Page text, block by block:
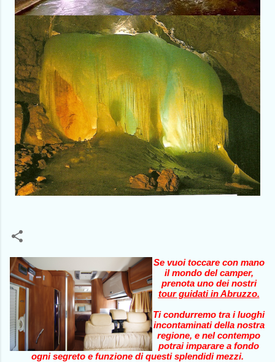
Se vuoi toccare con mano
il mondo del camper,
prenota uno dei nostri
tour guidati in Abruzzo.
Ti condurremo tra i luoghi
incontaminati della nostra
regione, e nel contempo
potrai imparare a fondo
ogni segreto e funzione di questi splendidi mezzi.